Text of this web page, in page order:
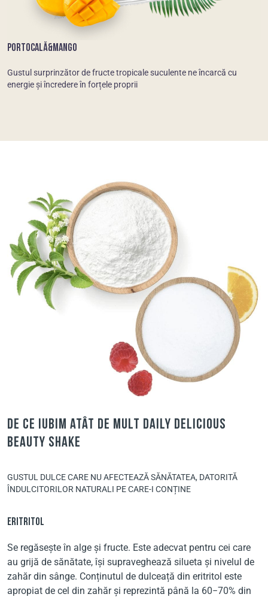
PORTOCALĂ&MANGO
Gustul surprinzător de fructe tropicale suculente ne încarcă cu
energie și încredere în forțele proprii
De ce iubim atât de mult Daily Delicious
Beauty Shake
GUSTUL DULCE CARE NU AFECTEAZĂ SĂNĂTATEA, DATORITĂ
ÎNDULCITORILOR NATURALI PE CARE-I CONȚINE
ERITRITOL
Se regăsește în alge și fructe. Este adecvat pentru cei care
au grijă de sănătate, își supraveghează silueta și nivelul de
zahăr din sânge. Conținutul de dulceață din eritritol este
apropiat de cel din zahăr și reprezintă până la 60−70% din